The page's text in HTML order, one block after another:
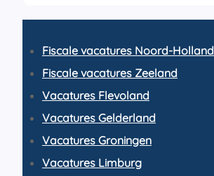
Fiscale vacatures Noord-Holland
Fiscale vacatures Zeeland
Vacatures Flevoland
Vacatures Gelderland
Vacatures Groningen
Vacatures Limburg